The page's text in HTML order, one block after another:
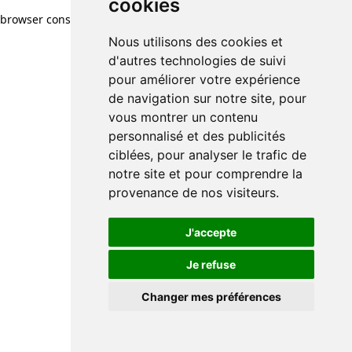
cookies
Nous utilisons des cookies et
d'autres technologies de suivi
pour améliorer votre expérience
de navigation sur notre site, pour
vous montrer un contenu
personnalisé et des publicités
ciblées, pour analyser le trafic de
notre site et pour comprendre la
provenance de nos visiteurs.
J'accepte
Je refuse
Changer mes préférences
browser console for more information)